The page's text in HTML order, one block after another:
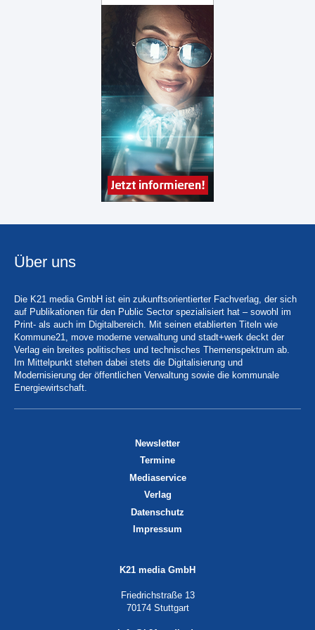
Über uns
Die K21 media GmbH ist ein zukunftsorientierter Fachverlag, der sich
auf Publikationen für den Public Sector spezialisiert hat – sowohl im
Print- als auch im Digitalbereich. Mit seinen etablierten Titeln wie
Kommune21, move moderne verwaltung und stadt+werk deckt der
Verlag ein breites politisches und technisches Themenspektrum ab.
Im Mittelpunkt stehen dabei stets die Digitalisierung und
Modernisierung der öffentlichen Verwaltung sowie die kommunale
Energiewirtschaft.
Newsletter
Termine
Mediaservice
Verlag
Datenschutz
Impressum
K21 media GmbH
Friedrichstraße 13
70174 Stuttgart